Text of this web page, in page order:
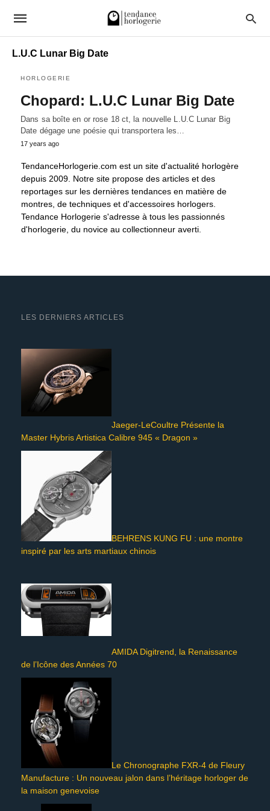
L.U.C Lunar Big Date
HORLOGERIE
Chopard: L.U.C Lunar Big Date
Dans sa boîte en or rose 18 ct, la nouvelle L.U.C Lunar Big
Date dégage une poésie qui transportera les…
17 years ago
TendanceHorlogerie.com est un site d'actualité horlogère
depuis 2009. Notre site propose des articles et des
reportages sur les dernières tendances en matière de
montres, de techniques et d'accessoires horlogers.
Tendance Horlogerie s'adresse à tous les passionnés
d'horlogerie, du novice au collectionneur averti.
LES DERNIERS ARTICLES
Jaeger-LeCoultre Présente la
Master Hybris Artistica Calibre 945 « Dragon »
BEHRENS KUNG FU : une montre
inspiré par les arts martiaux chinois
AMIDA Digitrend, la Renaissance
de l’Icône des Années 70
Le Chronographe FXR-4 de Fleury
Manufacture : Un nouveau jalon dans l’héritage horloger de
la maison genevoise